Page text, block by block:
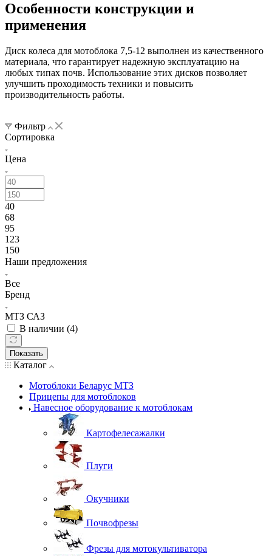
Особенности конструкции и
применения
Диск колеса для мотоблока 7,5-12 выполнен из качественного
материала, что гарантирует надежную эксплуатацию на
любых типах почв. Использование этих дисков позволяет
улучшить проходимость техники и повысить
производительность работы.
Фильтр
Сортировка
Цена
40
68
95
123
150
Наши предложения
Все
Бренд
МТЗ САЗ
В наличии (4)
Показать
Каталог
Мотоблоки Беларус МТЗ
Прицепы для мотоблоков
Навесное оборудование к мотоблокам
Картофелесажалки
Плуги
Окучники
Почвофрезы
Фрезы для мотокультиватора